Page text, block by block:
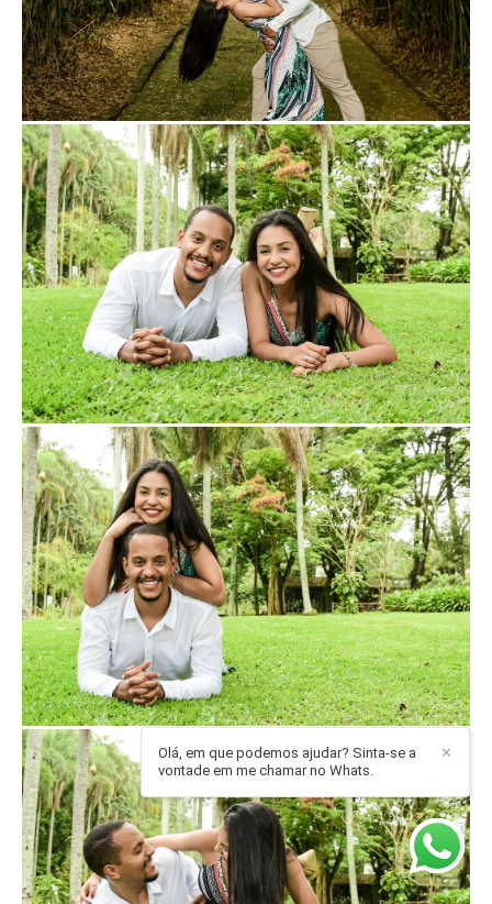
✕
Olá, em que podemos ajudar? Sinta-se a
vontade em me chamar no Whats.